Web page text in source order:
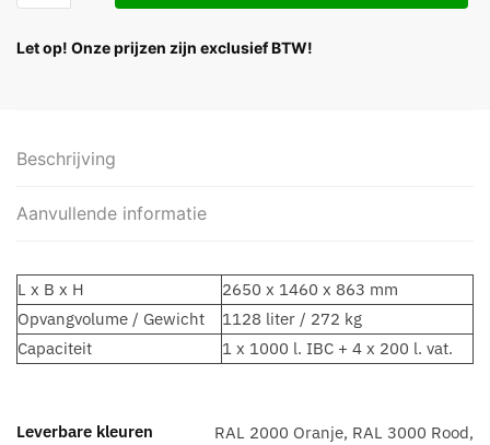
Let op! Onze prijzen zijn exclusief BTW!
Beschrijving
Aanvullende informatie
L x B x H
2650 x 1460 x 863 mm
Opvangvolume / Gewicht
1128 liter / 272 kg
Capaciteit
1 x 1000 l. IBC + 4 x 200 l. vat.
Leverbare kleuren
RAL 2000 Oranje, RAL 3000 Rood,